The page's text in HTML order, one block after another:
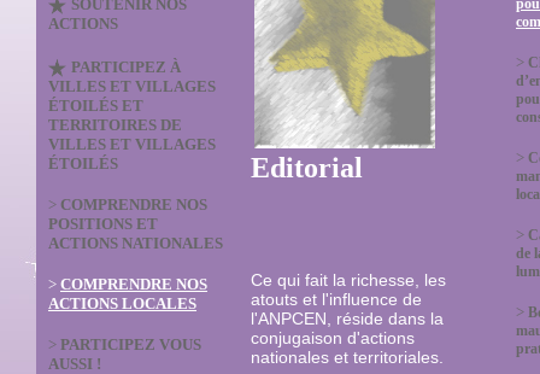
SOUTENIR NOS
ACTIONS
PARTICIPEZ À
VILLES ET VILLAGES
ÉTOILÉS ET
TERRITOIRES DE
VILLES ET VILLAGES
ÉTOILÉS
> COMPRENDRE NOS
POSITIONS ET
ACTIONS NATIONALES
> COMPRENDRE NOS
ACTIONS LOCALES
> PARTICIPEZ VOUS
AUSSI !
Editorial
Ce qui fait la richesse, les
atouts et l'influence de
l'ANPCEN, réside dans la
conjugaison d'actions
nationales et territoriales.
>
>
>
de
>